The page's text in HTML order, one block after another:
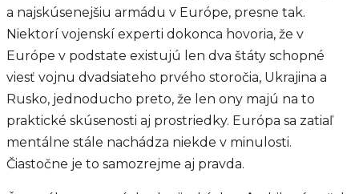
a najskúsenejšiu armádu v Európe, presne tak.
Niektorí vojenskí experti dokonca hovoria, že v
Európe v podstate existujú len dva štáty schopné
viesť vojnu dvadsiateho prvého storočia, Ukrajina a
Rusko, jednoducho preto, že len ony majú na to
praktické skúsenosti aj prostriedky. Európa sa zatiaľ
mentálne stále nachádza niekde v minulosti.
Čiastočne je to samozrejme aj pravda.